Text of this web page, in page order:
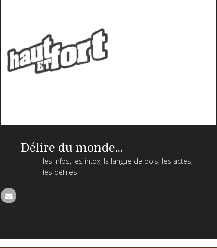
Délire du monde...
les infos, les intox, la langue de bois, les actes,
les délires